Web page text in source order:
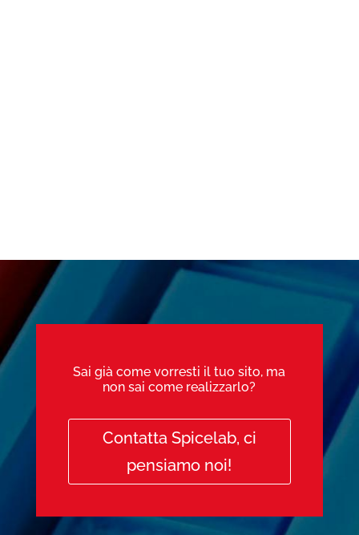
Sai già come vorresti il tuo sito, ma
non sai come realizzarlo?
Contatta Spicelab, ci
pensiamo noi!